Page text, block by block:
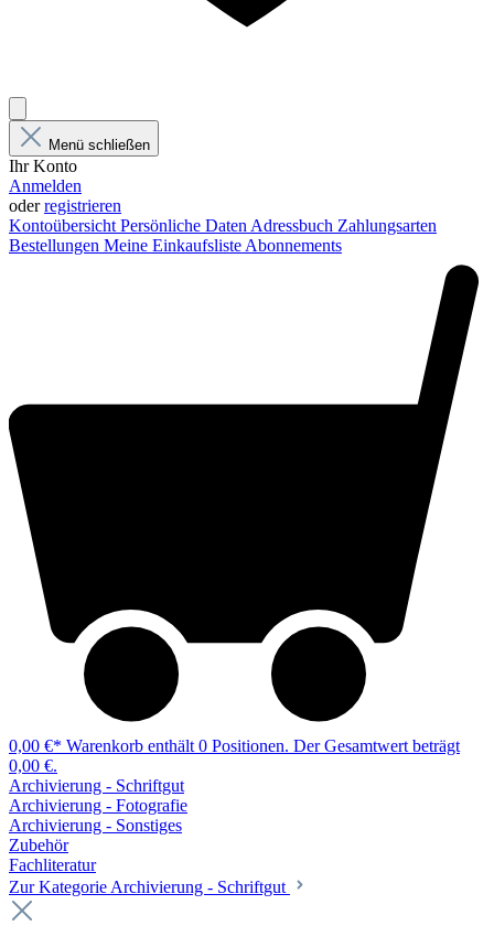
Menü schließen
Ihr Konto
Anmelden
oderregistrieren
Kontoübersicht Persönliche Daten Adressbuch Zahlungsarten
Bestellungen Meine Einkaufsliste Abonnements
0,00 €* Warenkorb enthält 0 Positionen. Der Gesamtwert beträgt
0,00 €.
Archivierung - Schriftgut
Archivierung - Fotografie
Archivierung - Sonstiges
Zubehör
Fachliteratur
Zur Kategorie Archivierung - Schriftgut